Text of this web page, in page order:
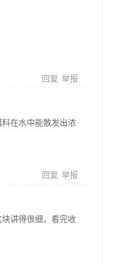
回复 举报
在水中能散发出浓
回复 举报
讲得很细，看完收